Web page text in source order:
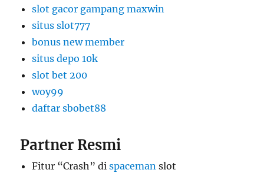
slot gacor gampang maxwin
situs slot777
bonus new member
situs depo 10k
slot bet 200
woy99
daftar sbobet88
Partner Resmi
Fitur “Crash” dispaceman slot